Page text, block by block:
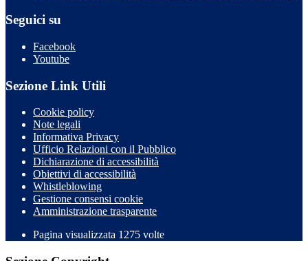
Seguici su
Facebook
Youtube
Sezione Link Utili
Cookie policy
Note legali
Informativa Privacy
Ufficio Relazioni con il Pubblico
Dichiarazione di accessibilità
Obiettivi di accessibilità
Whistleblowing
Gestione consensi cookie
Amministrazione trasparente
Pagina visualizzata 1275 volte